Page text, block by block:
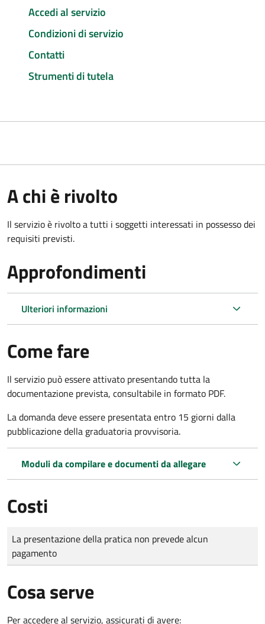
Accedi al servizio
Condizioni di servizio
Contatti
Strumenti di tutela
A chi è rivolto
Il servizio è rivolto a tutti i soggetti interessati in possesso dei
requisiti previsti.
Approfondimenti
Ulteriori informazioni
Come fare
Il servizio può essere attivato presentando tutta la
documentazione prevista, consultabile in formato PDF.
La domanda deve essere presentata entro 15 giorni dalla
pubblicazione della graduatoria provvisoria.
Moduli da compilare e documenti da allegare
Costi
Tipo di pagamento
Importo
La presentazione della pratica non prevede alcun
pagamento
Cosa serve
Per accedere al servizio, assicurati di avere: